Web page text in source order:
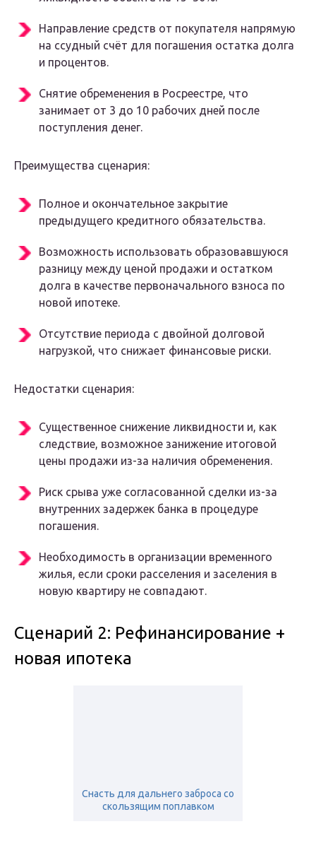
Направление средств от покупателя напрямую
на ссудный счёт для погашения остатка долга
и процентов.
Снятие обременения в Росреестре, что
занимает от 3 до 10 рабочих дней после
поступления денег.
Преимущества сценария:
Полное и окончательное закрытие
предыдущего кредитного обязательства.
Возможность использовать образовавшуюся
разницу между ценой продажи и остатком
долга в качестве первоначального взноса по
новой ипотеке.
Отсутствие периода с двойной долговой
нагрузкой, что снижает финансовые риски.
Недостатки сценария:
Существенное снижение ликвидности и, как
следствие, возможное занижение итоговой
цены продажи из-за наличия обременения.
Риск срыва уже согласованной сделки из-за
внутренних задержек банка в процедуре
погашения.
Необходимость в организации временного
жилья, если сроки расселения и заселения в
новую квартиру не совпадают.
Сценарий 2: Рефинансирование +
новая ипотека
Снасть для дальнего заброса со
скользящим поплавком